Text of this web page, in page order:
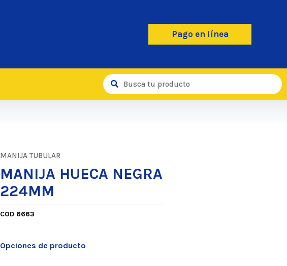
Pago en línea
MANIJA TUBULAR
MANIJA HUECA NEGRA
224MM
COD 6663
Opciones de producto